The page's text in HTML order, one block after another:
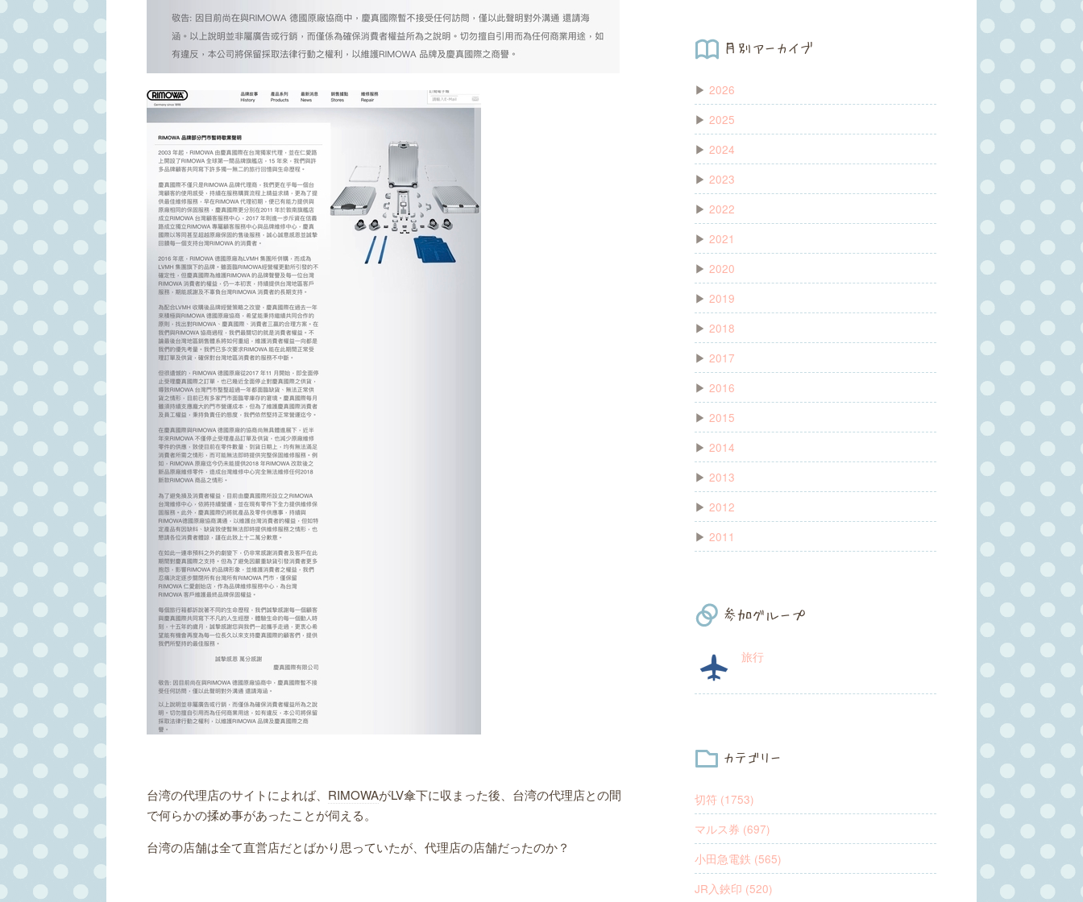
台湾の代理店のサイトによれば、 RIMOWAがLV傘下に収まった後、台湾の代理店との間
で何らかの揉め事があったことが伺える。
台湾の店舗は全て直営店だとばかり思っていたが、代理店の店舗だったのか？
月別アーカイブ
▶ 2026
▶ 2025
▶ 2024
▶ 2023
▶ 2022
▶ 2021
▶ 2020
▶ 2019
▶ 2018
▶ 2017
▶ 2016
▶ 2015
▶ 2014
▶ 2013
▶ 2012
▶ 2011
参加グループ
旅行
カテゴリー
切符 (1753)
マルス券 (697)
小田急電鉄 (565)
JR入鋏印 (520)